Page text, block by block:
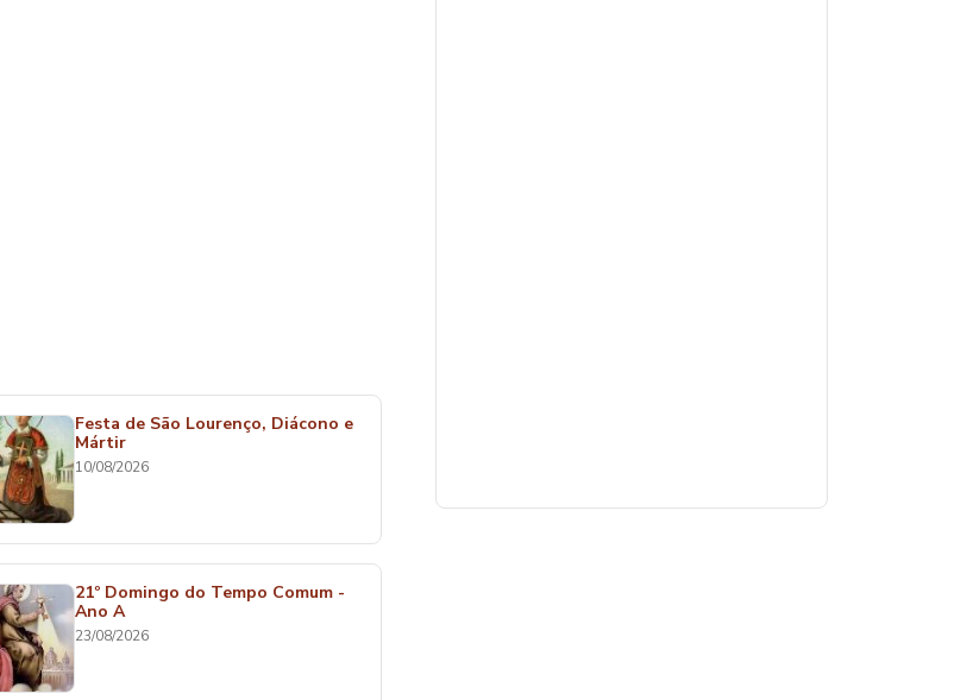
Festa de São Lourenço, Diácono e
Mártir
10/08/2026
21º Domingo do Tempo Comum -
Ano A
23/08/2026